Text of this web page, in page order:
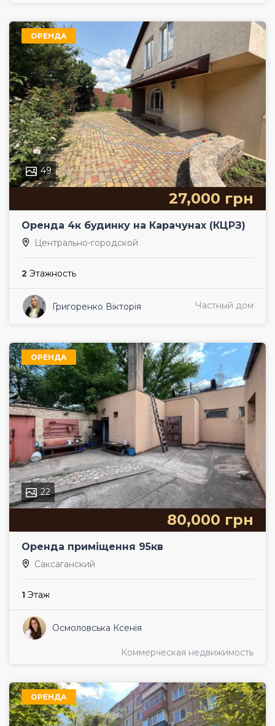
ОРЕНДА
49
27,000 грн
Оренда 4к будинку на Карачунах (КЦРЗ)
Центрально-городской
2 Этажность
Григоренко Вікторія Частный дом
ОРЕНДА
22
80,000 грн
Оренда приміщення 95кв
Саксаганский
1 Этаж
Осмоловська Ксенія
Коммерческая недвижимость
ОРЕНДА